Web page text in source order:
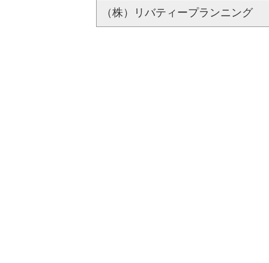
（株）リバティープランニング